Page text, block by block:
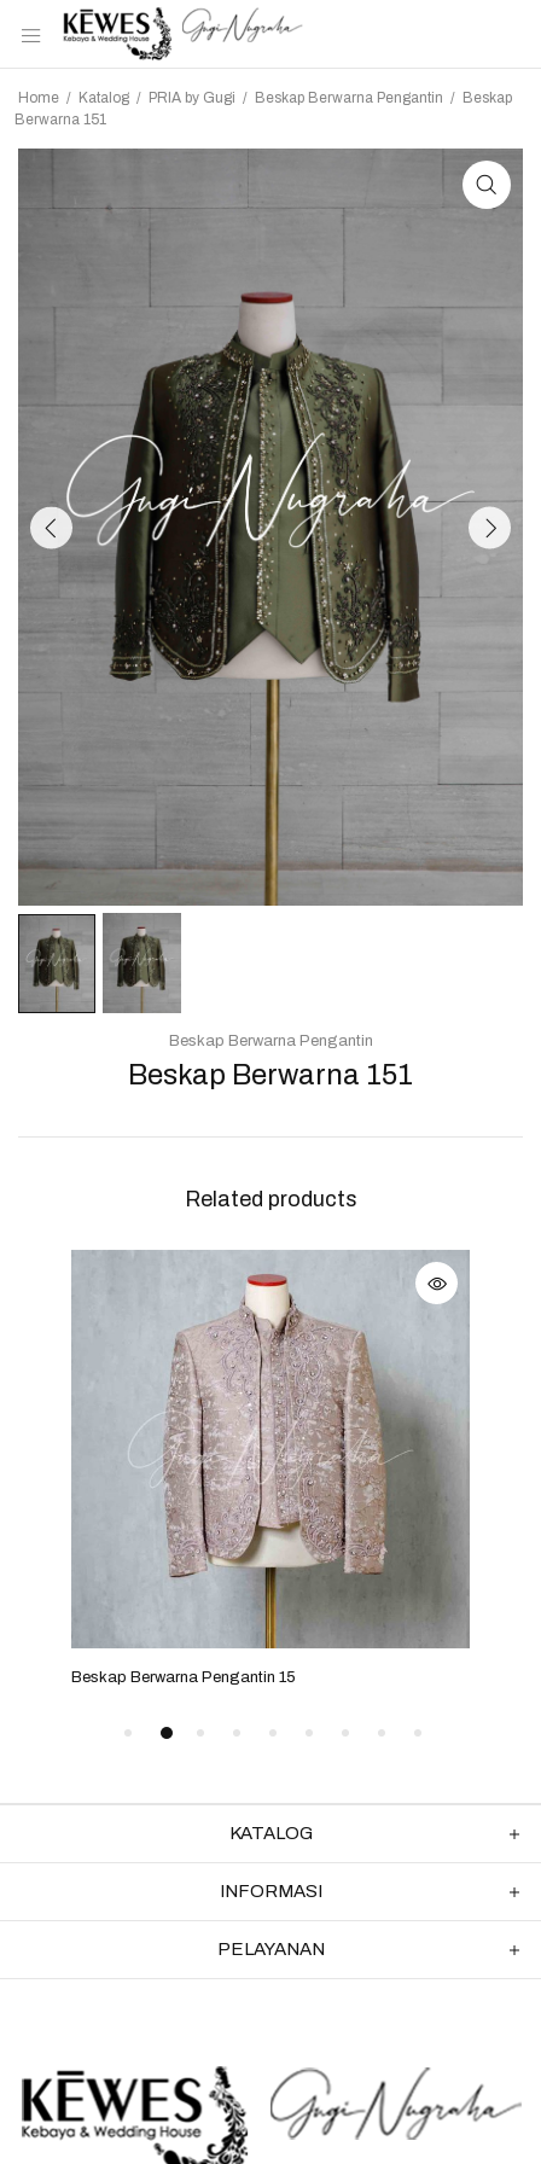
Home / Katalog / PRIA by Gugi / Beskap Berwarna Pengantin / Beskap
Berwarna 151
Beskap Berwarna 151
Beskap Berwarna Pengantin
Related products
Beskap Berwarna Pengantin 15
KATALOG
INFORMASI
PELAYANAN